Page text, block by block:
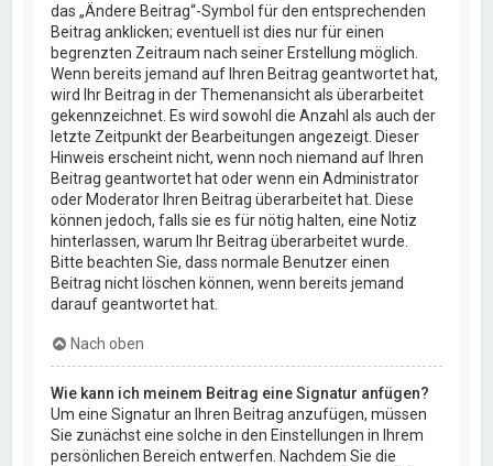
das „Ändere Beitrag“-Symbol für den entsprechenden
Beitrag anklicken; eventuell ist dies nur für einen
begrenzten Zeitraum nach seiner Erstellung möglich.
Wenn bereits jemand auf Ihren Beitrag geantwortet hat,
wird Ihr Beitrag in der Themenansicht als überarbeitet
gekennzeichnet. Es wird sowohl die Anzahl als auch der
letzte Zeitpunkt der Bearbeitungen angezeigt. Dieser
Hinweis erscheint nicht, wenn noch niemand auf Ihren
Beitrag geantwortet hat oder wenn ein Administrator
oder Moderator Ihren Beitrag überarbeitet hat. Diese
können jedoch, falls sie es für nötig halten, eine Notiz
hinterlassen, warum Ihr Beitrag überarbeitet wurde.
Bitte beachten Sie, dass normale Benutzer einen
Beitrag nicht löschen können, wenn bereits jemand
darauf geantwortet hat.
Nach oben
Wie kann ich meinem Beitrag eine Signatur anfügen?
Um eine Signatur an Ihren Beitrag anzufügen, müssen
Sie zunächst eine solche in den Einstellungen in Ihrem
persönlichen Bereich entwerfen. Nachdem Sie die